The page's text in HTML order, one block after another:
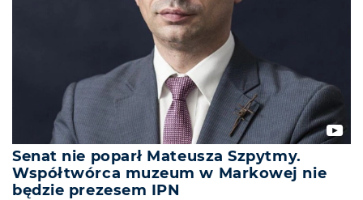
Senat nie poparł Mateusza Szpytmy.
Współtwórca muzeum w Markowej nie
będzie prezesem IPN